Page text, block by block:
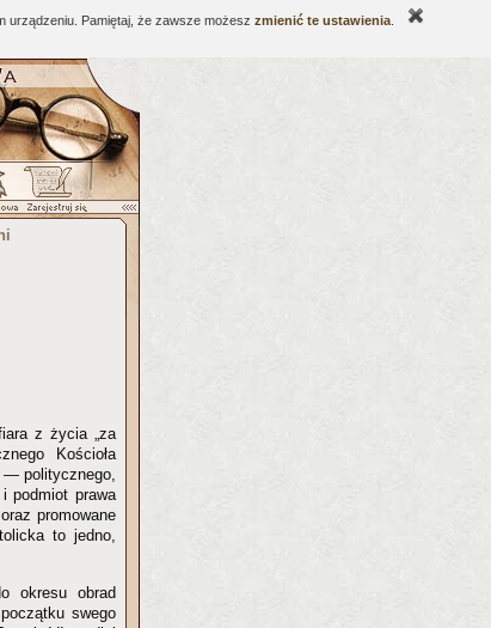
urządzeniu. Pamiętaj, że zawsze możesz zmienić te ustawienia
z życia „za
Kościoła
— politycznego,
podmiot prawa
promowane
to jedno,
okresu obrad
swego